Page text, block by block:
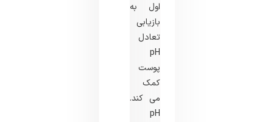
اول به
بازیابی
تعادل
pH
پوست
کمک
می کند.
pH